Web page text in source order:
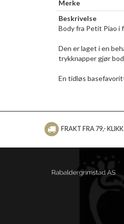
Merke
Beskrivelse
Body fra Petit Piao i
Den er laget i en
trykknapper gjør
En tidløs
FRAKT FRA 79,-